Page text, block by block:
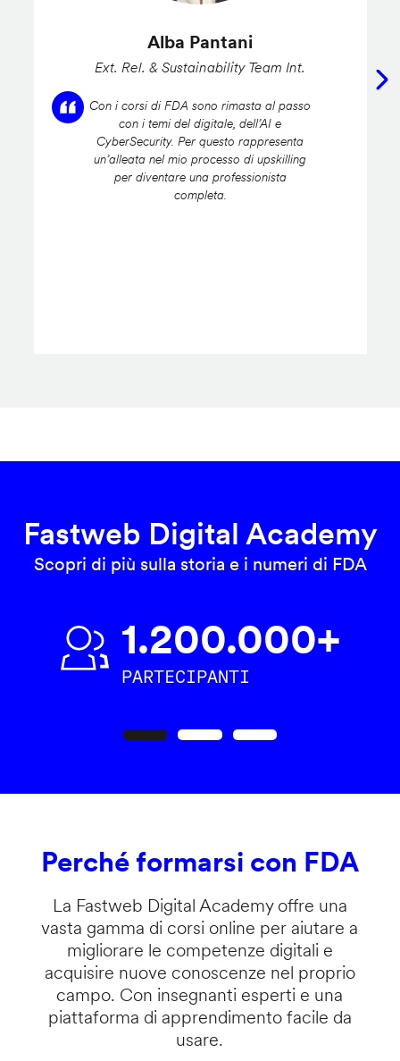
Alba Pantani
Ext. Rel. & Sustainability Team Int.
Con i corsi di FDA sono rimasta al passo
con i temi del digitale, dell’AI e
CyberSecurity. Per questo rappresenta
un’alleata nel mio processo di upskilling
per diventare una professionista
completa.
Fastweb Digital Academy
Scopri di più sulla storia e i numeri di FDA
1.200.000+
PARTECIPANTI
Perché formarsi con FDA
La Fastweb Digital Academy offre una
vasta gamma di corsi online per aiutare a
migliorare le competenze digitali e
acquisire nuove conoscenze nel proprio
campo. Con insegnanti esperti e una
piattaforma di apprendimento facile da
usare.